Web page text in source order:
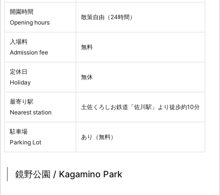
開園時間
Opening hours
散策自由（24時間）
入場料
Admission fee
無料
定休日
Holiday
無休
最寄り駅
Nearest station
土佐くろしお鉄道「佐川駅」より徒歩約10分
駐車場
Parking Lot
あり（無料）
鏡野公園 / Kagamino Park